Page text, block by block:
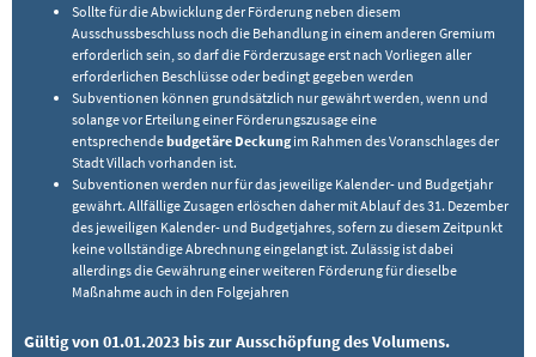
Sollte für die Abwicklung der Förderung neben diesem
Ausschussbeschluss noch die Behandlung in einem anderen Gremium
erforderlich sein, so darf die Förderzusage erst nach Vorliegen aller
erforderlichen Beschlüsse oder bedingt gegeben werden
Subventionen können grundsätzlich nur gewährt werden, wenn und
solange vor Erteilung einer Förderungszusage eine
entsprechendebudgetäre Deckungim Rahmen des Voranschlages der
Stadt Villach vorhanden ist.
Subventionen werden nur für das jeweilige Kalender- und Budgetjahr
gewährt. Allfällige Zusagen erlöschen daher mit Ablauf des 31. Dezember
des jeweiligen Kalender- und Budgetjahres, sofern zu diesem Zeitpunkt
keine vollständige Abrechnung eingelangt ist. Zulässig ist dabei
allerdings die Gewährung einer weiteren Förderung für dieselbe
Maßnahme auch in den Folgejahren
Gültig von 01.01.2023 bis zur Ausschöpfung des Volumens.